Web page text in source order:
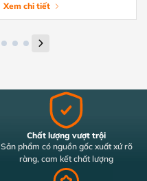
tiết từ A-Z
Xem chi tiết
Chất lượng vượt trội
Sản phẩm có nguồn gốc xuất xứ rõ
ràng, cam kết chất lượng